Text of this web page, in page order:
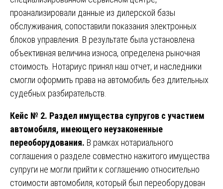
проанализировали данные из дилерской базы
обслуживания, сопоставили показания электронных
блоков управления. В результате была установлена
объективная величина износа, определена рыночная
стоимость. Нотариус принял наш отчет, и наследники
смогли оформить права на автомобиль без длительных
судебных разбирательств.
Кейс № 2. Раздел имущества супругов с участием
автомобиля, имеющего неузаконенные
переоборудования. В рамках нотариального
соглашения о разделе совместно нажитого имущества
супруги не могли прийти к соглашению относительно
стоимости автомобиля, который был переоборудован